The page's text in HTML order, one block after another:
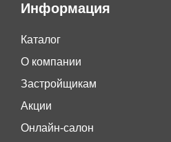
Информация
Каталог
О компании
Застройщикам
Акции
Онлайн-салон